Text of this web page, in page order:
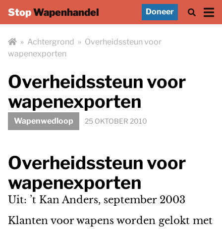
StopWapenhandel Doneer
» Achtergrond » Overheidssteun voor
wapenexporten
Overheidssteun voor
wapenexporten
Wapenwedloop 25 OKTOBER 2010
Overheidssteun voor
wapenexporten
Uit: ’t Kan Anders, september 2003
Klanten voor wapens worden gelokt met